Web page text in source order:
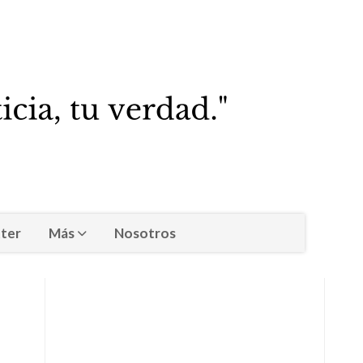
Más Nosotros